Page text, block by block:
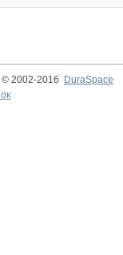
2002-2016
DuraSpace